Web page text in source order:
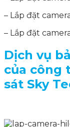
– Lắp đặt
– Lắp đặt
Dịch vụ
của công
sát Sky